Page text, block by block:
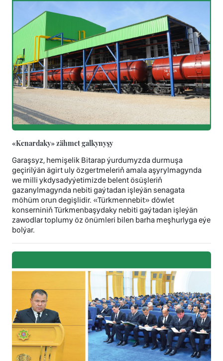
«Kenardaky» zähmet galkynyşy
Garaşsyz, hemişelik Bitarap ýurdumyzda durmuşa
geçirilýän ägirt uly özgertmeleriň amala aşyrylmagynda
we milli ykdysadyýetimizde belent ösüşleriň
gazanylmagynda nebiti gaýtadan işleýän senagata
möhüm orun degişlidir. «Türkmennebit» döwlet
konserniniň Türkmenbaşydaky nebiti gaýtadan işleýän
zawodlar toplumy öz önümleri bilen barha meşhurlyga eýe
bolýar.